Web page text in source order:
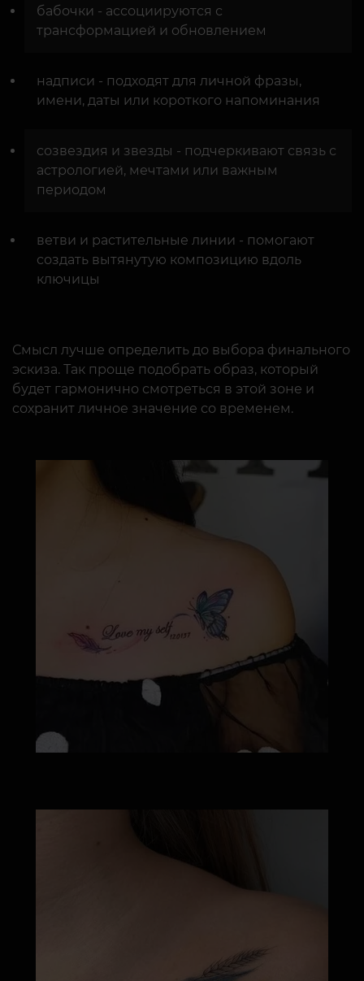
бабочки - ассоциируются с
трансформацией и обновлением
надписи - подходят для личной фразы,
имени, даты или короткого напоминания
созвездия и звезды - подчеркивают связь с
астрологией, мечтами или важным
периодом
ветви и растительные линии - помогают
создать вытянутую композицию вдоль
ключицы
Смысл лучше определить до выбора финального
эскиза. Так проще подобрать образ, который
будет гармонично смотреться в этой зоне и
сохранит личное значение со временем.